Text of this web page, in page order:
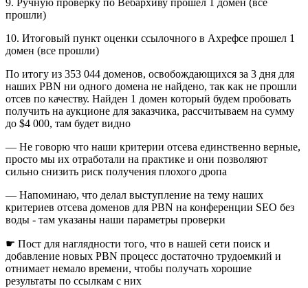
9. Ручную проверку по Вебархиву прошел 1 домен (все
прошли)
10. Итоговый пункт оценки ссылочного в Ахрефсе прошел 1
домен (все прошли)
По итогу из 353 044 доменов, освобождающихся за 3 дня для
наших PBN ни одного домена не найдено, так как не прошли
отсев по качеству. Найден 1 домен который будем пробовать
получить на аукционе для заказчика, рассчитываем на сумму
до $4 000, там будет видно
— Не говорю что наши критерии отсева единственно верные,
просто мы их отработали на практике и они позволяют
сильно снизить риск получения плохого дропа
— Напоминаю, что делал выступление на тему наших
критериев отсева доменов для PBN на конференции SEO без
воды - там указаны наши параметры проверки
☛ Пост для наглядности того, что в нашей сети поиск и
добавление новых PBN процесс достаточно трудоемкий и
отнимает немало времени, чтобы получать хорошие
результаты по ссылкам с них